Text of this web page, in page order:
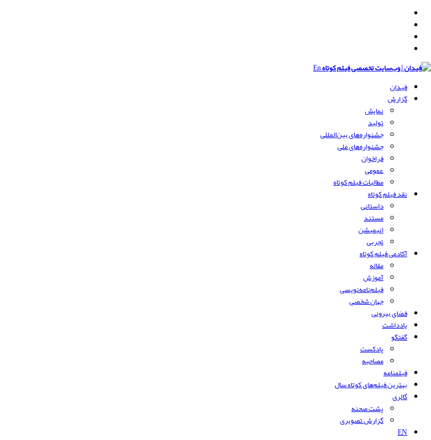
En
فیدان
گزارش
نمایش
تولید
‌‌جشنواره‌های بین‌المللی
جشنواره‌های ملی
فراخوان
عمومی
مطالبات فیلم کوتاه
نقد فیلم کوتاه
داستانی
مستند
انیمیشن
تجربی
آکادمی فیلم کوتاه
مقاله
آموزش
فیلم‌نامه‌نویسی
جهان شخصی
فضای بیرونی
یادداشت
گفتگو
پادکست
مصاحبه
فیلمنامه
بهترین فیلم‌های کوتاه سال
گالری
پشت صحنه
گزارش تصویری
EN